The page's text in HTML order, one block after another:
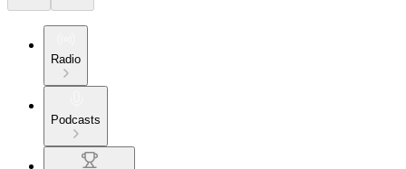
Radio
Podcasts